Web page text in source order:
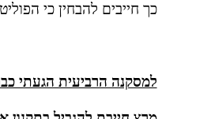
כך חייבים להבחין כי
למסקנה הרביעית הגעתי